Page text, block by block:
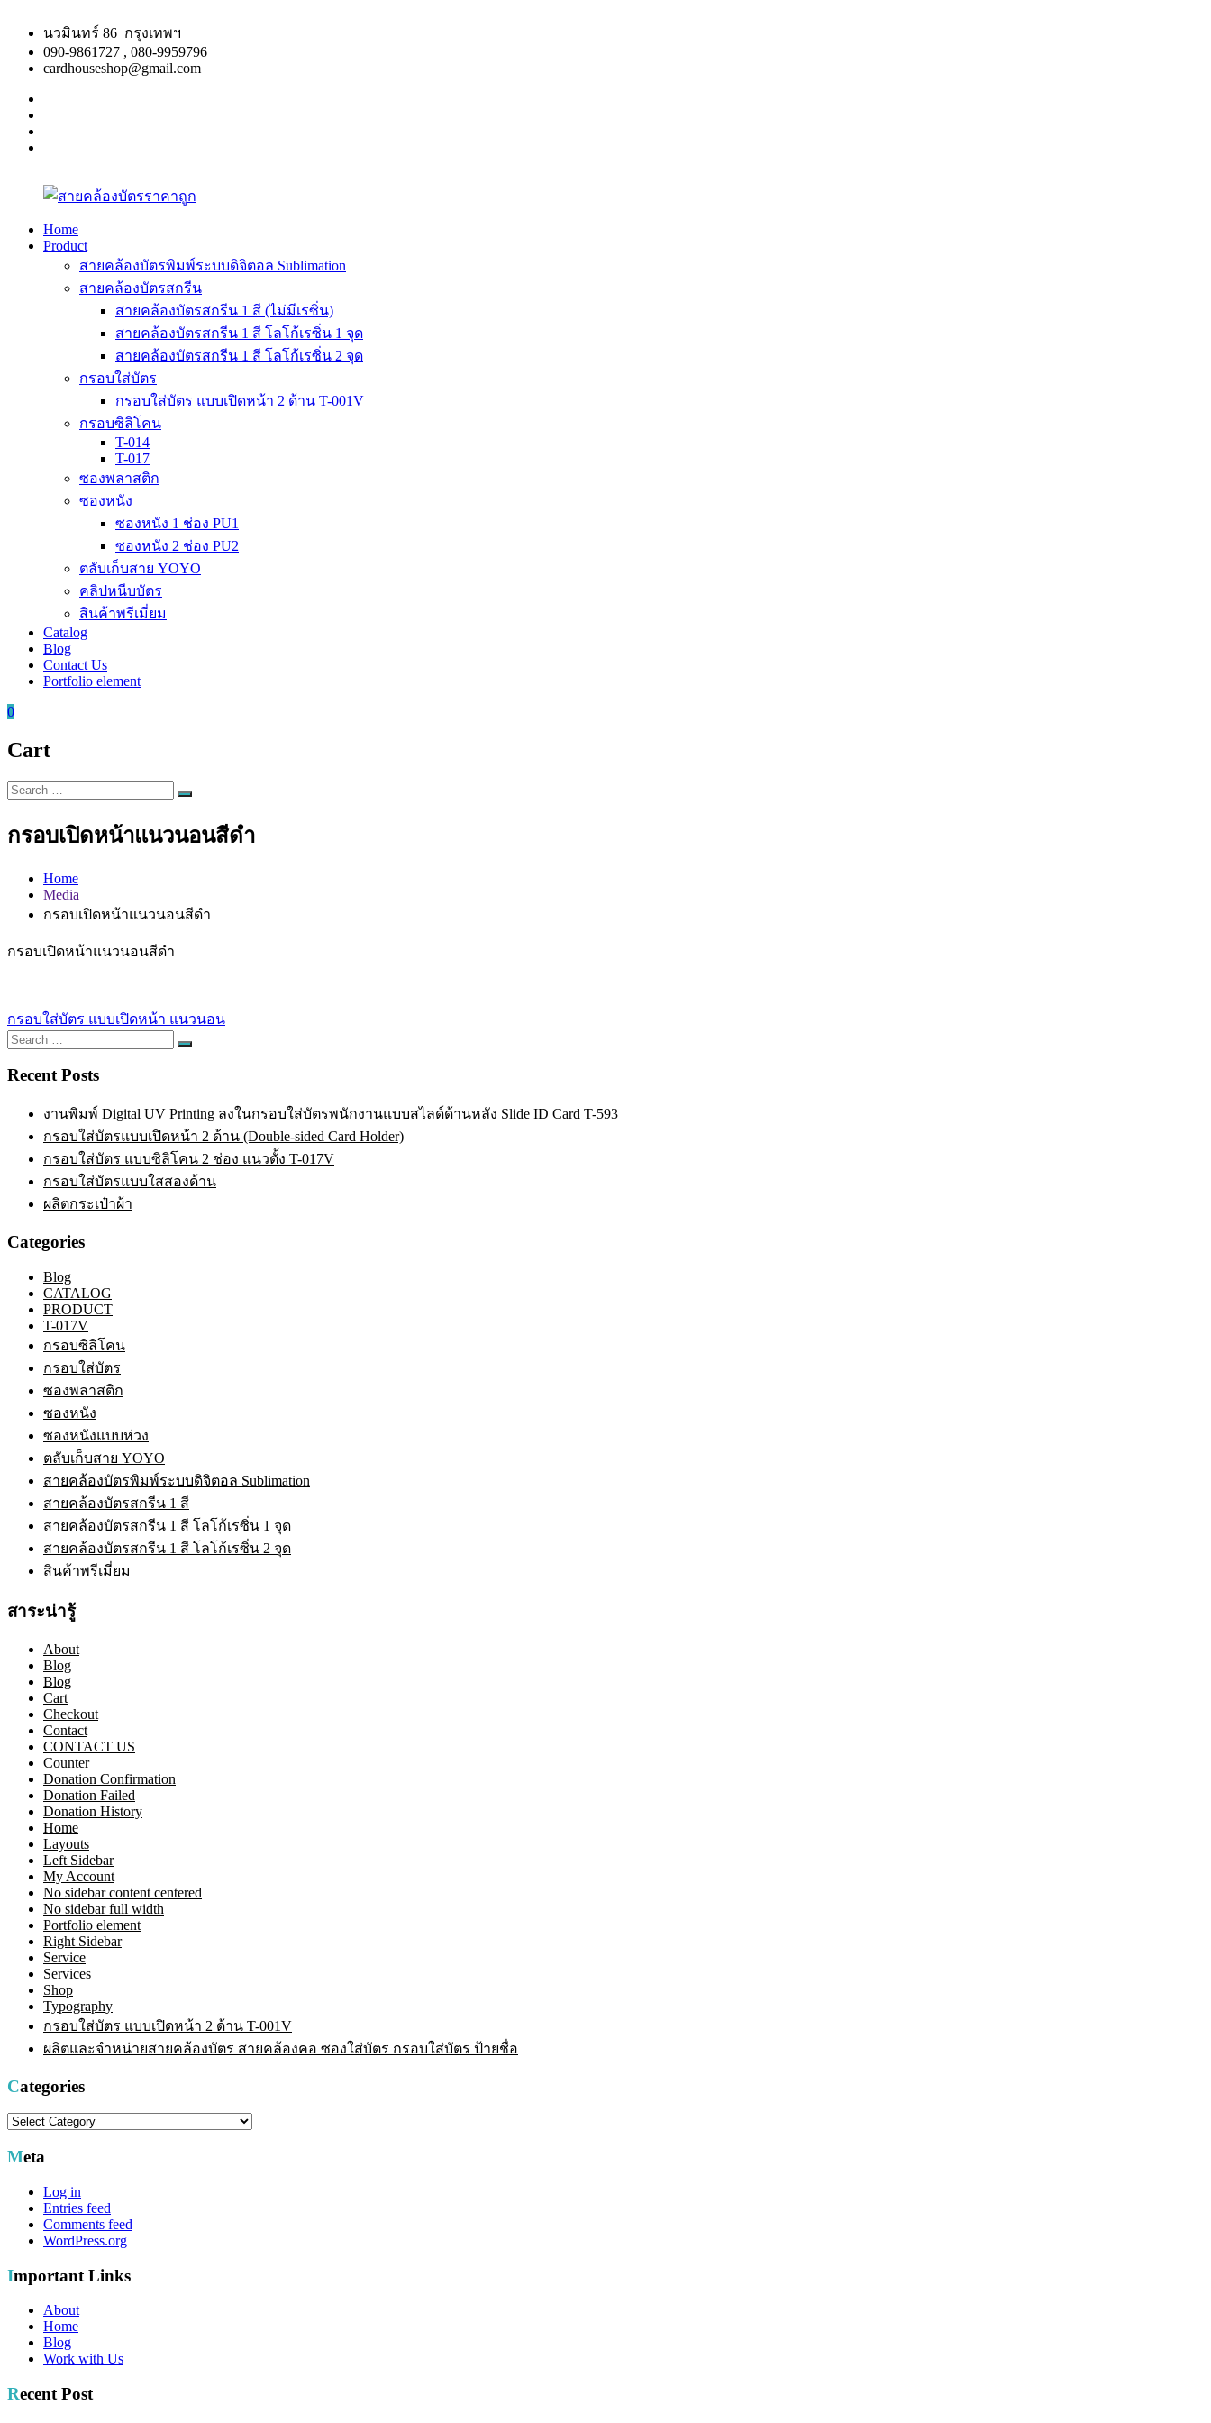
content
นวมินทร์ 86 กรุงเทพฯ
090-9861727 , 080-9959796
cardhouseshop@gmail.com
สาย
สินค้า
Home
Product
สายคล้องบัตรพิมพ์ระบบดิจิตอล Sublimation
สายคล้องบัตรสกรีน
สายคล้องบัตรสกรีน 1 สี (ไม่มีเรซิ่น)
สายคล้องบัตรสกรีน 1 สี โลโก้เรซิ่น 1 จุด
สายคล้องบัตรสกรีน 1 สี โลโก้เรซิ่น 2 จุด
กรอบใส่บัตร
กรอบใส่บัตร แบบเปิดหน้า 2 ด้าน T-001V
กรอบซิลิโคน
T-014
T-017
ซองพลาสติก
ซองหนัง
ซองหนัง 1 ช่อง PU1
ซองหนัง 2 ช่อง PU2
ตลับเก็บสาย YOYO
คลิปหนีบบัตร
สินค้าพรีเมี่ยม
Catalog
Blog
Contact Us
Portfolio element
0
Cart
Search
for:
Search
กรอบเปิดหน้าแนวนอนสีดำ
Home
Media
กรอบเปิดหน้าแนวนอนสีดำ
กรอบเปิดหน้าแนวนอนสีดำ
Post
navigation
กรอบใส่บัตร แบบเปิดหน้า แนวนอน
Search
for:
Search
Recent Posts
งานพิมพ์ Digital UV Printing ลงในกรอบใส่บัตรพนักงานแบบสไลด์ด้านหลัง Slide ID Card T-593
กรอบใส่บัตรแบบเปิดหน้า 2 ด้าน (Double-sided Card Holder)
กรอบใส่บัตร แบบซิลิโคน 2 ช่อง แนวตั้ง T-017V
กรอบใส่บัตรแบบใสสองด้าน
ผลิตกระเป๋าผ้า
Categories
Blog
CATALOG
PRODUCT
T-017V
กรอบซิลิโคน
กรอบใส่บัตร
ซองพลาสติก
ซองหนัง
ซองหนังแบบห่วง
ตลับเก็บสาย YOYO
สายคล้องบัตรพิมพ์ระบบดิจิตอล Sublimation
สายคล้องบัตรสกรีน 1 สี
สายคล้องบัตรสกรีน 1 สี โลโก้เรซิ่น 1 จุด
สายคล้องบัตรสกรีน 1 สี โลโก้เรซิ่น 2 จุด
สินค้าพรีเมี่ยม
สาระน่ารู้
About
Blog
Blog
Cart
Checkout
Contact
CONTACT US
Counter
Donation Confirmation
Donation Failed
Donation History
Home
Layouts
Left Sidebar
My Account
No sidebar content centered
No sidebar full width
Portfolio element
Right Sidebar
Service
Services
Shop
Typography
กรอบใส่บัตร แบบเปิดหน้า 2 ด้าน T-001V
ผลิตและจำหน่ายสายคล้องบัตร สายคล้องคอ ซองใส่บัตร กรอบใส่บัตร ป้ายชื่อ
Categories
Categories
Meta
Log in
Entries feed
Comments feed
WordPress.org
Important Links
About
Home
Blog
Work with Us
Recent Post